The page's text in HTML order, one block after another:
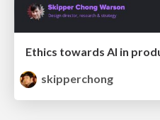
skipperchong